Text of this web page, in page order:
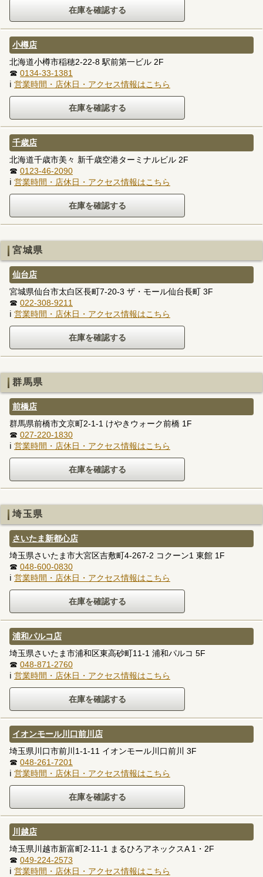
小樽店
北海道小樽市稲穂2-22-8 駅前第一ビル 2F
☎ 0134-33-1381
ℹ 営業時間・店休日・アクセス情報はこちら
千歳店
北海道千歳市美々 新千歳空港ターミナルビル 2F
☎ 0123-46-2090
ℹ 営業時間・店休日・アクセス情報はこちら
宮城県
仙台店
宮城県仙台市太白区長町7-20-3 ザ・モール仙台長町 3F
☎ 022-308-9211
ℹ 営業時間・店休日・アクセス情報はこちら
群馬県
前橋店
群馬県前橋市文京町2-1-1 けやきウォーク前橋 1F
☎ 027-220-1830
ℹ 営業時間・店休日・アクセス情報はこちら
埼玉県
さいたま新都心店
埼玉県さいたま市大宮区吉敷町4-267-2 コクーン1 東館 1F
☎ 048-600-0830
ℹ 営業時間・店休日・アクセス情報はこちら
浦和パルコ店
埼玉県さいたま市浦和区東高砂町11-1 浦和パルコ 5F
☎ 048-871-2760
ℹ 営業時間・店休日・アクセス情報はこちら
イオンモール川口前川店
埼玉県川口市前川1-1-11 イオンモール川口前川 3F
☎ 048-261-7201
ℹ 営業時間・店休日・アクセス情報はこちら
川越店
埼玉県川越市新富町2-11-1 まるひろアネックスA 1・2F
☎ 049-224-2573
ℹ 営業時間・店休日・アクセス情報はこちら